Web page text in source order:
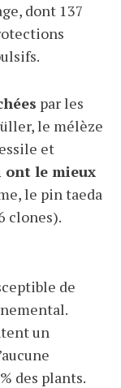
dont 137
par les
le mélèze
et
ont le mieux
le pin taeda
clones).
de
un
des plants.